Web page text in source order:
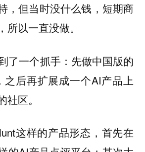
，但当时没什么钱，短期商
所以一直没做。
了一个抓手：先做中国版的
之后再扩展成一个AI产品上
区。
这样的产品形态，首先在